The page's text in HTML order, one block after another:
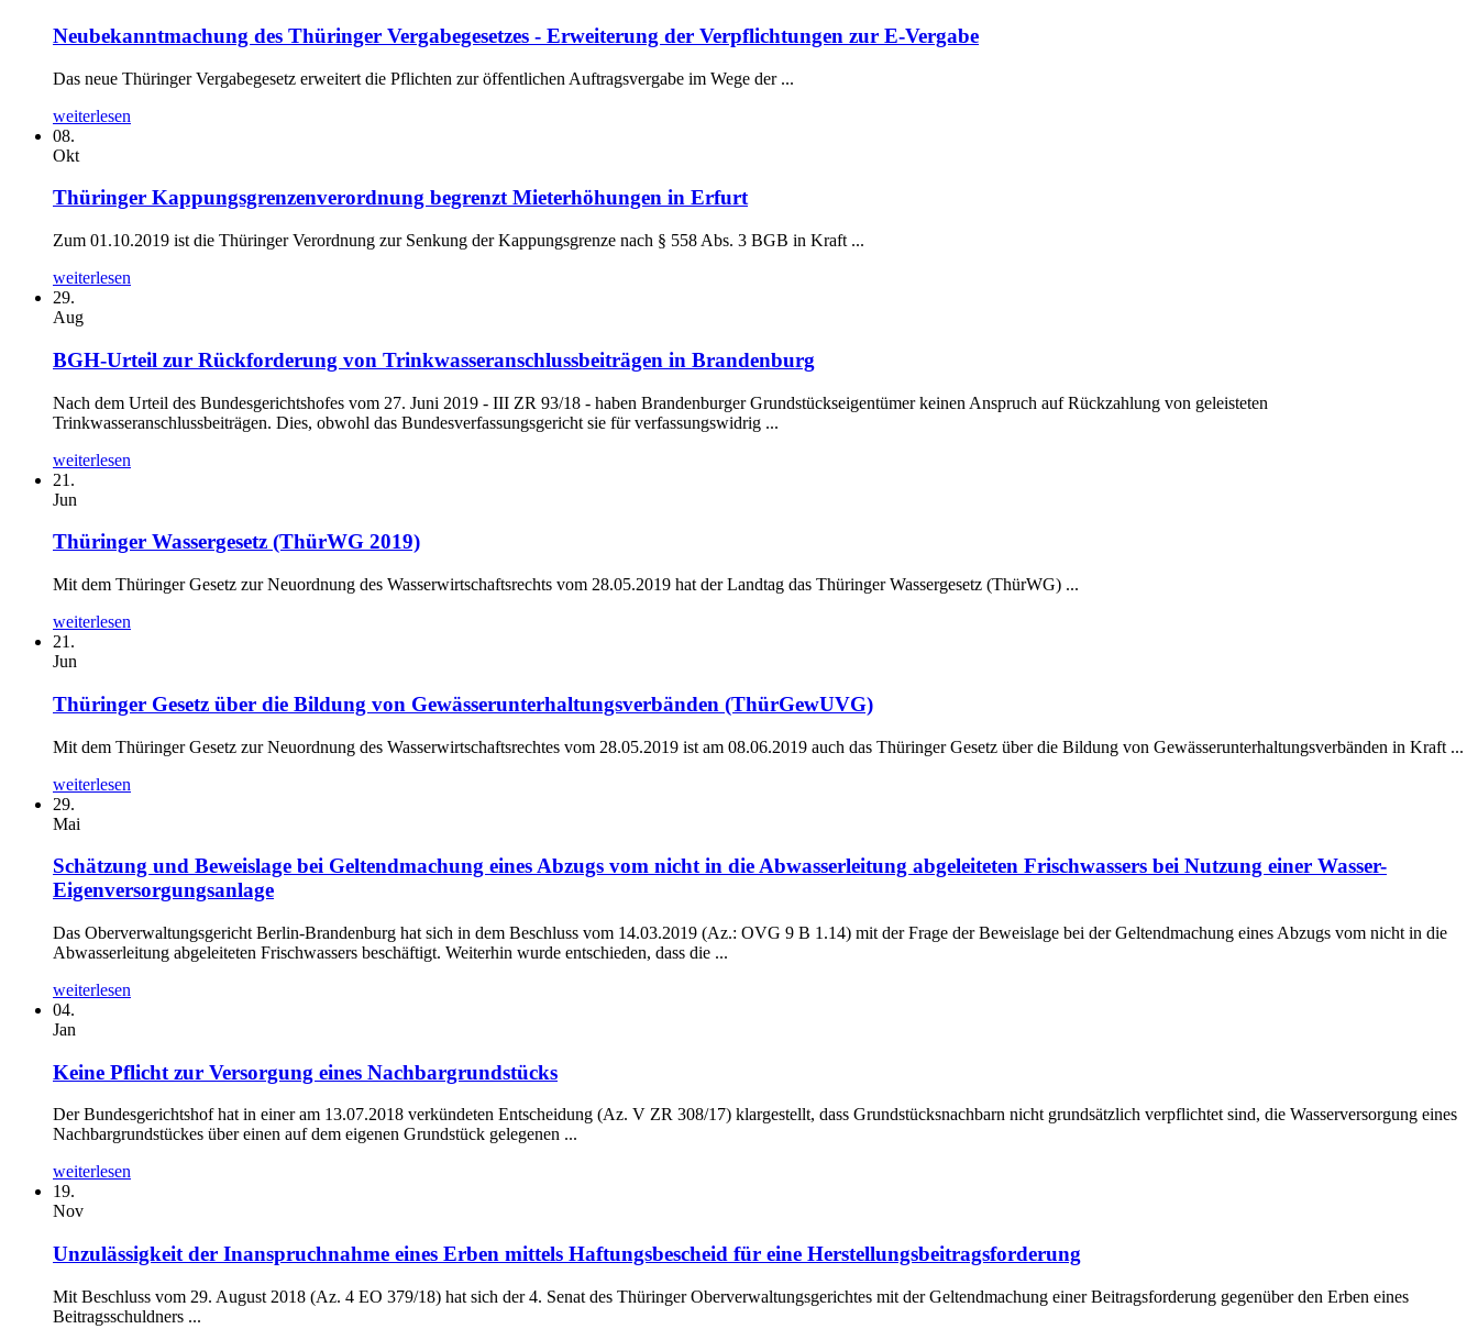
Neubekanntmachung des Thüringer Vergabegesetzes - Erweiterung der Verpflichtungen zur E-Vergabe
Das neue Thüringer Vergabegesetz erweitert die Pflichten zur öffentlichen Auftragsvergabe im Wege der ...
weiterlesen
08.
Okt
Thüringer Kappungsgrenzenverordnung begrenzt Mieterhöhungen in Erfurt
Zum 01.10.2019 ist die Thüringer Verordnung zur Senkung der Kappungsgrenze nach § 558 Abs. 3 BGB in Kraft ...
weiterlesen
29.
Aug
BGH-Urteil zur Rückforderung von Trinkwasseranschlussbeiträgen in Brandenburg
Nach dem Urteil des Bundesgerichtshofes vom 27. Juni 2019 - III ZR 93/18 - haben Brandenburger Grundstückseigentümer keinen Anspruch auf Rückzahlung von geleisteten
Trinkwasseranschlussbeiträgen. Dies, obwohl das Bundesverfassungsgericht sie für verfassungswidrig ...
weiterlesen
21.
Jun
Thüringer Wassergesetz (ThürWG 2019)
Mit dem Thüringer Gesetz zur Neuordnung des Wasserwirtschaftsrechts vom 28.05.2019 hat der Landtag das Thüringer Wassergesetz (ThürWG) ...
weiterlesen
21.
Jun
Thüringer Gesetz über die Bildung von Gewässerunterhaltungsverbänden (ThürGewUVG)
Mit dem Thüringer Gesetz zur Neuordnung des Wasserwirtschaftsrechtes vom 28.05.2019 ist am 08.06.2019 auch das Thüringer Gesetz über die Bildung von Gewässerunterhaltungsverbänden in Kraft ...
weiterlesen
29.
Mai
Schätzung und Beweislage bei Geltendmachung eines Abzugs vom nicht in die Abwasserleitung abgeleiteten Frischwassers bei Nutzung einer Wasser-
Eigenversorgungsanlage
Das Oberverwaltungsgericht Berlin-Brandenburg hat sich in dem Beschluss vom 14.03.2019 (Az.: OVG 9 B 1.14) mit der Frage der Beweislage bei der Geltendmachung eines Abzugs vom nicht in die
Abwasserleitung abgeleiteten Frischwassers beschäftigt. Weiterhin wurde entschieden, dass die ...
weiterlesen
04.
Jan
Keine Pflicht zur Versorgung eines Nachbargrundstücks
Der Bundesgerichtshof hat in einer am 13.07.2018 verkündeten Entscheidung (Az. V ZR 308/17) klargestellt, dass Grundstücksnachbarn nicht grundsätzlich verpflichtet sind, die Wasserversorgung eines
Nachbargrundstückes über einen auf dem eigenen Grundstück gelegenen ...
weiterlesen
19.
Nov
Unzulässigkeit der Inanspruchnahme eines Erben mittels Haftungsbescheid für eine Herstellungsbeitragsforderung
Mit Beschluss vom 29. August 2018 (Az. 4 EO 379/18) hat sich der 4. Senat des Thüringer Oberverwaltungsgerichtes mit der Geltendmachung einer Beitragsforderung gegenüber den Erben eines
Beitragsschuldners ...